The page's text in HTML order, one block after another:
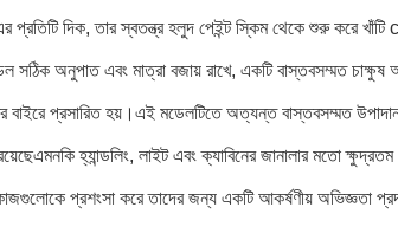
দিক, তার স্বতন্ত্র হলুদ পেইন্ট স্কিম থেকে শুরু করে খাঁটি
সঠিক অনুপাত এবং মাত্রা বজায় রাখে, একটি বাস্তবসম্মত চাক্ষুষ
বাইরে প্রসারিত হয়।এই মডেলটিতে অত্যন্ত বাস্তবসম্মত
হ্যান্ডলিং, লাইট এবং ক্যাবিনের জানালার মতো
প্রশংসা করে তাদের জন্য একটি আকর্ষণীয় অভিজ্ঞতা